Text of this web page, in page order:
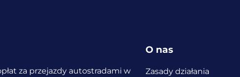
za przejazdy autostradami w
O nas
Zasady działania